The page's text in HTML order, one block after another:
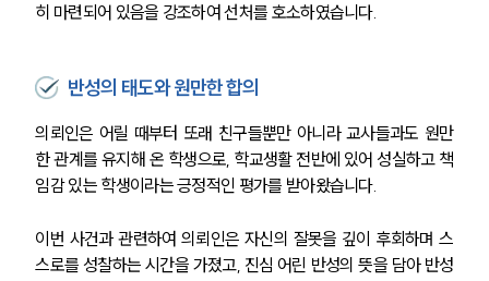
히 마련되어 있음을 강조하여 선처를 호소하였습니다.
반성의 태도와 원만한 합의
의뢰인은 어릴 때부터 또래 친구들뿐만 아니라 교사들과도 원만
한 관계를 유지해 온 학생으로, 학교생활 전반에 있어 성실하고 책
임감 있는 학생이라는 긍정적인 평가를 받아왔습니다.
이번 사건과 관련하여 의뢰인은 자신의 잘못을 깊이 후회하며 스
스로를 성찰하는 시간을 가졌고, 진심 어린 반성의 뜻을 담아 반성